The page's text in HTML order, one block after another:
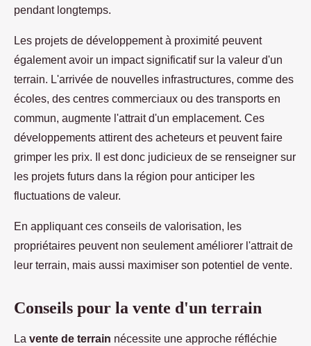
pendant longtemps.
Les projets de développement à proximité peuvent
également avoir un impact significatif sur la valeur d'un
terrain. L'arrivée de nouvelles infrastructures, comme des
écoles, des centres commerciaux ou des transports en
commun, augmente l'attrait d'un emplacement. Ces
développements attirent des acheteurs et peuvent faire
grimper les prix. Il est donc judicieux de se renseigner sur
les projets futurs dans la région pour anticiper les
fluctuations de valeur.
En appliquant ces conseils de valorisation, les
propriétaires peuvent non seulement améliorer l'attrait de
leur terrain, mais aussi maximiser son potentiel de vente.
Conseils pour la vente d'un terrain
La vente de terrain nécessite une approche réfléchie